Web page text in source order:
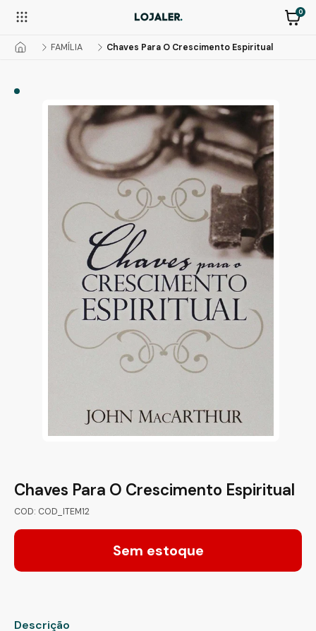
0
FAMÍLIA Chaves Para O Crescimento Espiritual
Chaves Para O Crescimento Espiritual
COD: COD_ITEM12
Sem estoque
Descrição